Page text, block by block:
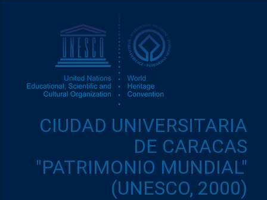
CIUDAD UNIVERSITARIA
DE CARACAS
"PATRIMONIO MUNDIAL"
(UNESCO, 2000)